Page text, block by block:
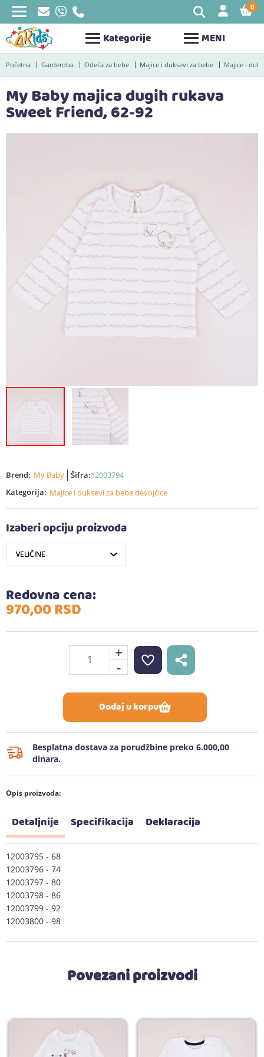
Kategorije MENI
0
Početna Garderoba Odeća za bebe Majice i duksevi za bebe Majice i
My Baby majica dugih rukava
Sweet Friend, 62-92
Brend: My Baby Šifra:12003794
Kategorija: Majice i duksevi za bebe devojčice
Izaberi opciju proizvoda
Redovna cena:
970,00RSD
+
-
Dodaj u korpu
Besplatna dostava za porudžbine preko 6.000,00
dinara.
Opis proizvoda:
Detaljnije Specifikacija Deklaracija
12003795 - 68
12003796 - 74
12003797 - 80
12003798 - 86
12003799 - 92
12003800 - 98
Povezani proizvodi